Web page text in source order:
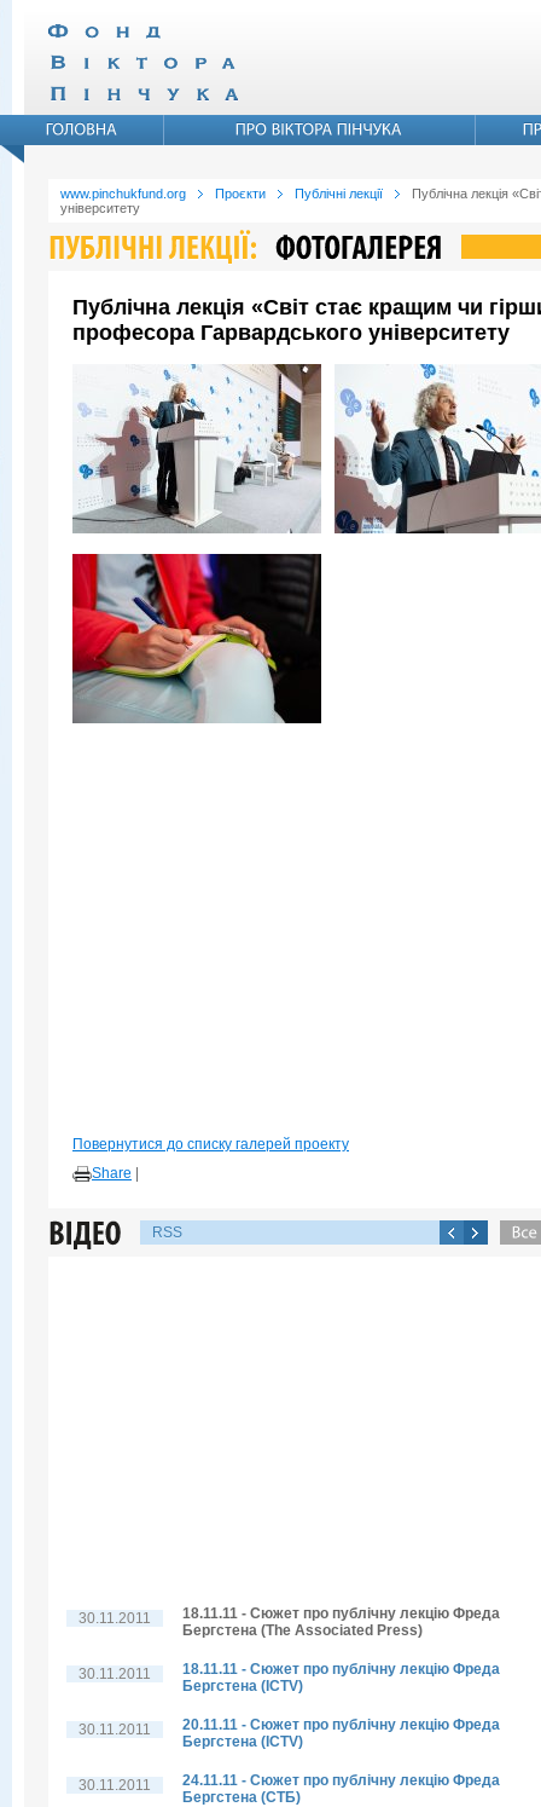
www.pinchukfund.org Проєкти Публічні лекції
Публічна лекція
університету
Публічна лекція «Світ стає кращим чи
професора Гарвардського університету
Повернутися до списку галерей проекту
Share
RSS
30.11.2011
18.11.11 - Сюжет про публічну лекцію Фреда
Бергстена (The Associated Press)
30.11.2011
18.11.11 - Сюжет про публічну лекцію Фреда
Бергстена (ICTV)
30.11.2011
20.11.11 - Сюжет про публічну лекцію Фреда
Бергстена (ICTV)
30.11.2011
24.11.11 - Сюжет про публічну лекцію Фреда
Бергстена (СТБ)